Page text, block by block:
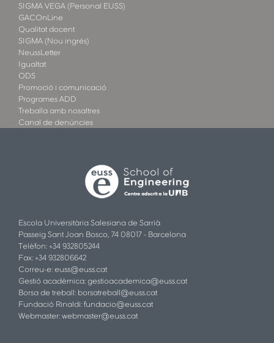
SIGMA VEGA (Personal EUSS)
GACOnLine
Qualitat docent
SIGMA (Nou ingrés)
NeussLetter
Igualtat
ODS
Promoció i comunicació
Programes ADD
Treballa amb nosaltres
Canal de denúncies
Escola Universitària Salesiana de Sarrià
Passeig Sant Joan Bosco, 74 08017 - Barcelona
Telèfon: +34 932805244
Fax: +34 932806642
Correu-e: euss@euss.cat
Gestió acadèmica: gestioacademica@euss.cat
Borsa de treball: borsatreball@euss.cat
Fundació Rinaldi: fundacio@euss.cat
Webmaster: webmaster@euss.cat